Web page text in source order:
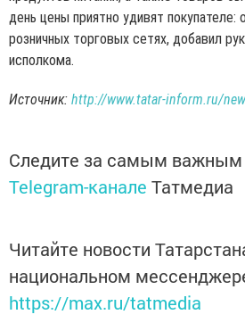
день цены приятно удивят покупателе:
розничных торговых сетях, добавил
исполкома.
Источник: http://www.tatar-inform.ru/
Следите за самым важным
Telegram-канале Татмедиа
Читайте новости
национальном
https://max.ru/tatmedia